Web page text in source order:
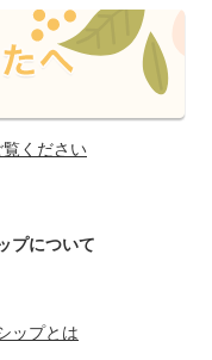
ください
プについて
ップとは